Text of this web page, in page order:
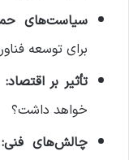
سیاست‌های
برای توسعه
تأثیر بر اقتصاد:
خواهد داشت؟
چالش‌های فنی: